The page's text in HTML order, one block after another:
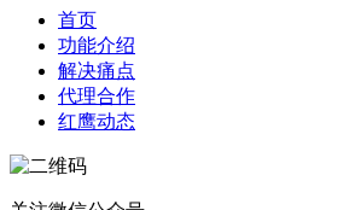
首页
功能介绍
解决痛点
代理合作
红鹰动态